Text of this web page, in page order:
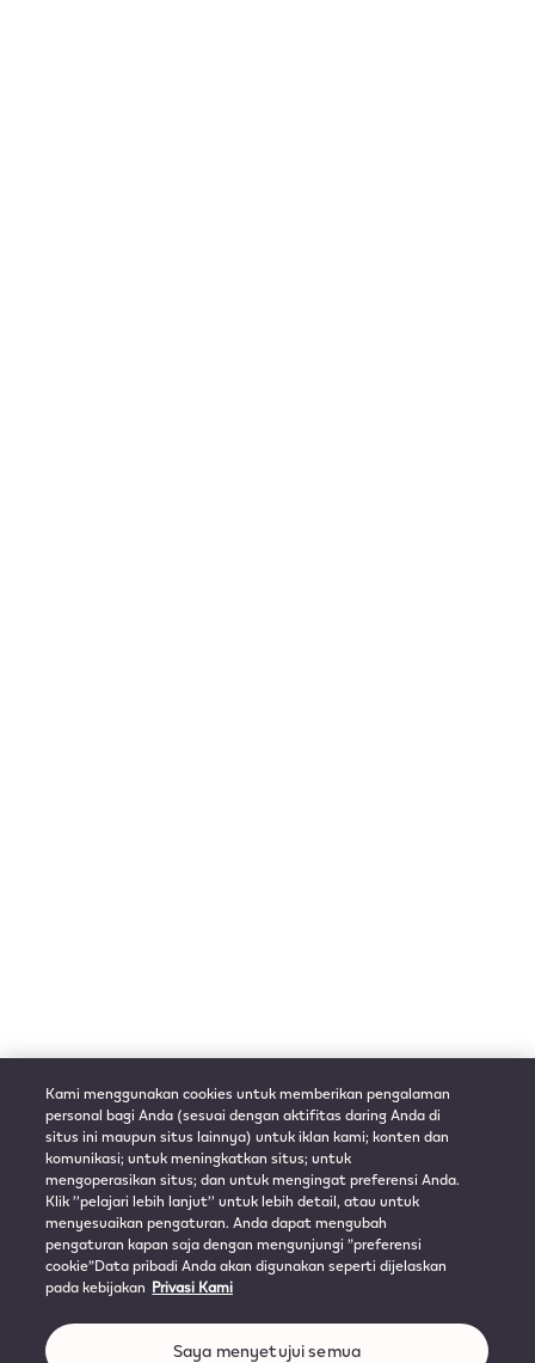
Kami menggunakan cookies untuk memberikan pengalaman
personal bagi Anda (sesuai dengan aktifitas daring Anda di
situs ini maupun situs lainnya) untuk iklan kami; konten dan
komunikasi; untuk meningkatkan situs; untuk
mengoperasikan situs; dan untuk mengingat preferensi Anda.
Klik ’’pelajari lebih lanjut’’ untuk lebih detail, atau untuk
menyesuaikan pengaturan. Anda dapat mengubah
pengaturan kapan saja dengan mengunjungi ”preferensi
cookie”Data pribadi Anda akan digunakan seperti dijelaskan
pada kebijakan Privasi Kami
Saya menyetujui semua